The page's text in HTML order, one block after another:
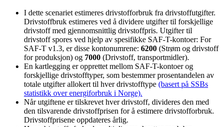
I dette scenariet estimeres drivstofforbruk fra drivstoffutgifter.
Drivstoffbruk estimeres ved å dividere utgifter til forskjellige
drivstoff med gjennomsnittlig drivstoffpris. Utgifter til
drivstoff spores ved hjelp av spesifikke SAF-T-kontoer: For
SAF-T v1.3, er disse kontonumrene: 6200 (Strøm og drivstoff
for produksjon) og 7000 (Drivstoff, transportmidler).
En kartlegging er opprettet mellom SAF-T-kontoer og
forskjellige drivstofftyper, som bestemmer prosentandelen av
totale utgifter allokert til hver drivstofftype (basert på SSBs
statistikk over energiforbruk i Norge).
Når utgiftene er tilskrevet hver drivstoff, divideres den med
den tilsvarende drivstoffprisen for å estimere drivstofforbruk.
Drivstoffprisene oppdateres årlig.